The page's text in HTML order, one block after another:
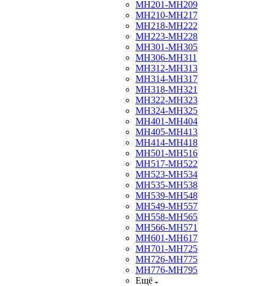
МН201-МН209
МН210-МН217
МН218-МН222
МН223-МН228
МН301-МН305
МН306-МН311
МН312-МН313
МН314-МН317
МН318-МН321
МН322-МН323
МН324-МН325
МН401-МН404
МН405-МН413
МН414-МН418
МН501-МН516
МН517-МН522
МН523-МН534
МН535-МН538
МН539-МН548
МН549-МН557
МН558-МН565
МН566-МН571
МН601-МН617
МН701-МН725
МН726-МН775
МН776-МН795
Ещё